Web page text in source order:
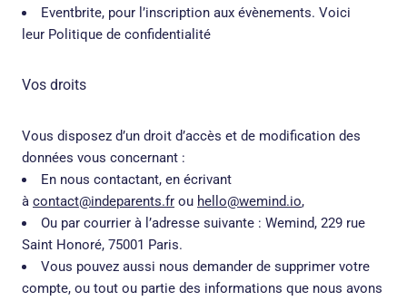
Eventbrite, pour l’inscription aux évènements. Voici
leur Politique de confidentialité
Vos droits
Vous disposez d’un droit d’accès et de modification des
données vous concernant :
En nous contactant, en écrivant
à contact@indeparents.fr ou hello@wemind.io,
Ou par courrier à l’adresse suivante : Wemind, 229 rue
Saint Honoré, 75001 Paris.
Vous pouvez aussi nous demander de supprimer votre
compte, ou tout ou partie des informations que nous avons